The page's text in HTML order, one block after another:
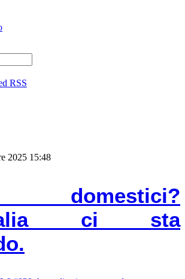
RSS
2025 15:48
domestici?
ci sta